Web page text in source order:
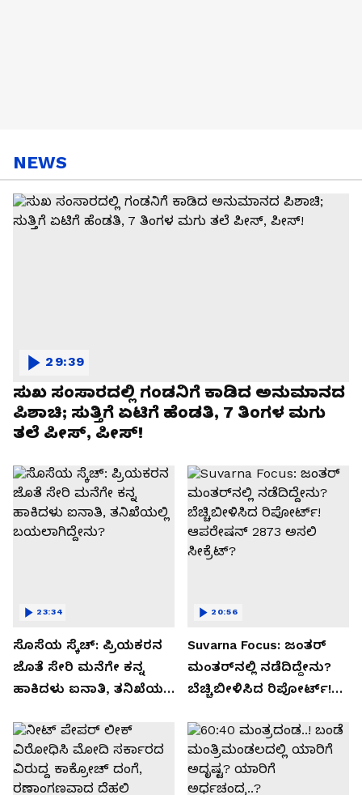
NEWS
ಸುಖ ಸಂಸಾರದಲ್ಲಿ ಗಂಡನಿಗೆ ಕಾಡಿದ ಅನುಮಾನದ
ಪಿಶಾಚಿ; ಸುತ್ತಿಗೆ ಏಟಿಗೆ ಹೆಂಡತಿ, 7 ತಿಂಗಳ ಮಗು
ತಲೆ ಪೀಸ್, ಪೀಸ್!
29:39
ಸೊಸೆಯ ಸ್ಕೆಚ್: ಪ್ರಿಯಕರನ
ಜೊತೆ ಸೇರಿ ಮನೆಗೇ ಕನ್ನ
ಹಾಕಿದಳು ಐನಾತಿ, ತನಿಖೆಯಲ್ಲಿ
23:34
Suvarna Focus: ಜಂತರ್
ಮಂತರ್‌ನಲ್ಲಿ ನಡೆದಿದ್ದೇನು?
ಬೆಚ್ಚಿಬೀಳಿಸಿದ ರಿಪೋರ್ಟ್!
ಸೀಕ್ರೆಟ್?
20:56